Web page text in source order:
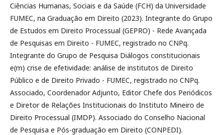
Ciências Humanas, Sociais e da Saúde (FCH) da Universidade
FUMEC, na Graduação em Direito (2023). Integrante do Grupo
de Estudos em Direito Processual (GEPRO) - Rede Avançada
de Pesquisas em Direito - FUMEC, registrado no CNPq.
Integrante do Grupo de Pesquisa Diálogos constitucionais
e(m) crise de efetividade: análise de institutos de Direito
Público e de Direito Privado - FUMEC, registrado no CNPq.
Associado, Coordenador Adjunto, Editor Chefe dos Periódicos
e Diretor de Relações Institucionais do Instituto Mineiro de
Direito Processual (IMDP). Associado do Conselho Nacional
de Pesquisa e Pós-graduação em Direito (CONPEDI).